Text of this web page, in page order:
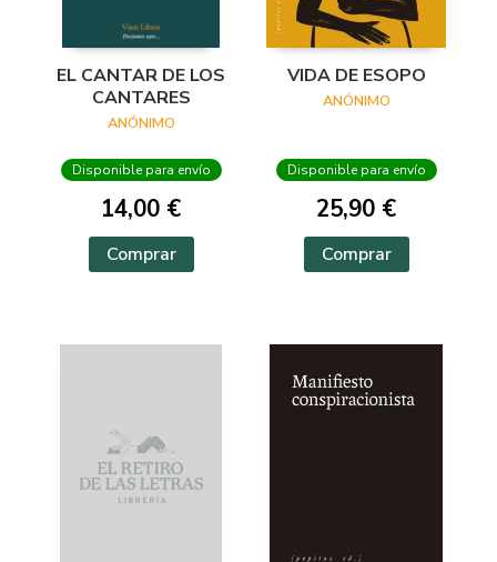
EL CANTAR DE LOS
CANTARES
ANÓNIMO
Disponible para envío
14,00 €
Comprar
VIDA DE ESOPO
ANÓNIMO
Disponible para envío
25,90 €
Comprar